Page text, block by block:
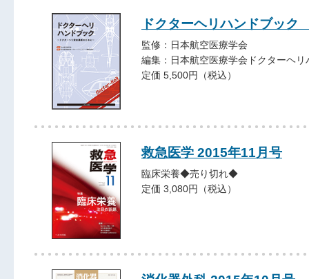
ドクターヘリハンドブッ
監修：日本航空医療学会
編集：日本航空医療学会ドクターヘ
定価 5,500円（税込）
救急医学 2015年11月号
臨床栄養◆売り切れ◆
定価 3,080円（税込）